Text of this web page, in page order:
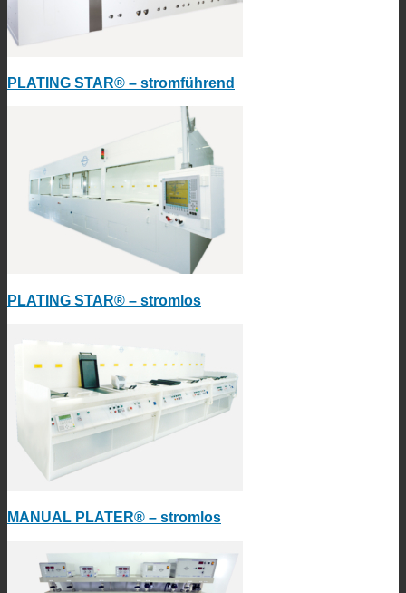
PLATING STAR® – stromführend
PLATING STAR® – stromlos
MANUAL PLATER® – stromlos